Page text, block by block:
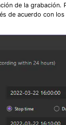
de la grabación.
de acuerdo con